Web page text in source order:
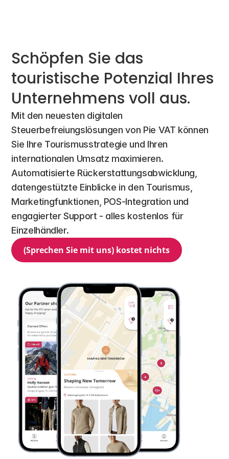
Schöpfen Sie das
touristische Potenzial Ihres
Unternehmens voll aus.
Mit den neuesten digitalen
Steuerbefreiungslösungen von Pie VAT können
Sie Ihre Tourismusstrategie und Ihren
internationalen Umsatz maximieren.
Automatisierte Rückerstattungsabwicklung,
datengestützte Einblicke in den Tourismus,
Marketingfunktionen, POS-Integration und
engagierter Support - alles kostenlos für
Einzelhändler.
(Sprechen Sie mit uns) kostet nichts